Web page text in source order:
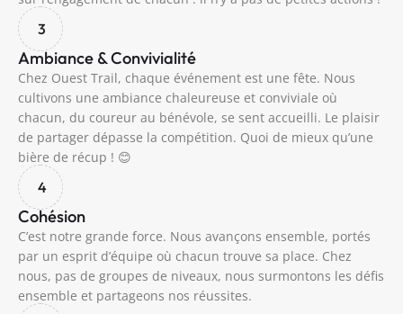
3
Ambiance & Convivialité
Chez Ouest Trail, chaque événement est une fête. Nous
cultivons une ambiance chaleureuse et conviviale où
chacun, du coureur au bénévole, se sent accueilli. Le plaisir
de partager dépasse la compétition. Quoi de mieux qu’une
bière de récup ! 😊
4
Cohésion
C’est notre grande force. Nous avançons ensemble, portés
par un esprit d’équipe où chacun trouve sa place. Chez
nous, pas de groupes de niveaux, nous surmontons les défis
ensemble et partageons nos réussites.